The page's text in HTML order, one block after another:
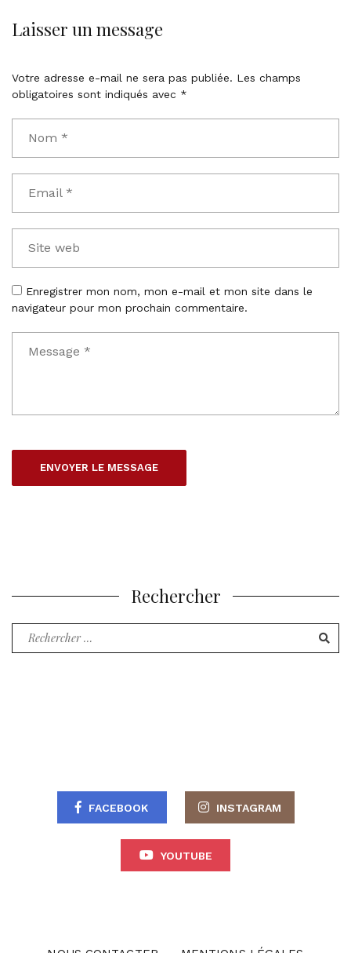
Laisser un message
Votre adresse e-mail ne sera pas publiée. Les champs
obligatoires sont indiqués avec *
Enregistrer mon nom, mon e-mail et mon site dans le
navigateur pour mon prochain commentaire.
Rechercher
Recherche
FACEBOOK INSTAGRAM
YOUTUBE